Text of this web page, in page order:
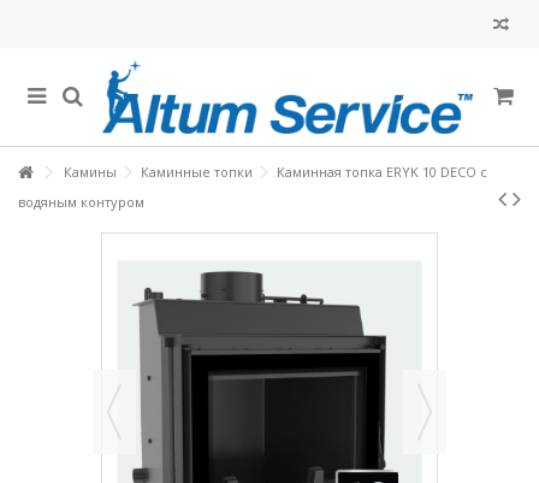
Камины Каминные топки
Каминная топка ERYK 10 DECO с
водяным контуром